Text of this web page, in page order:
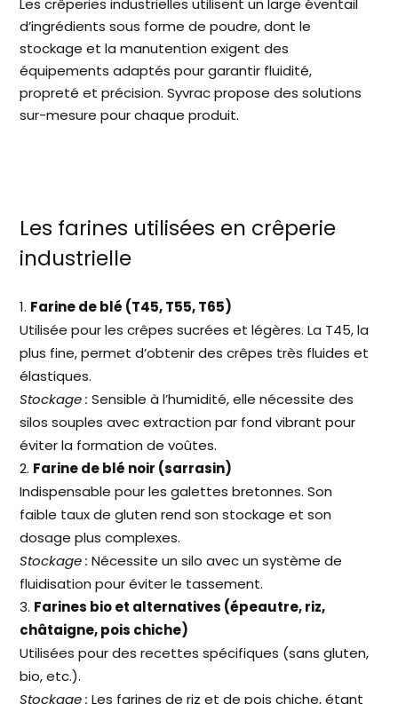
Les crêperies industrielles utilisent un large éventail
d’ingrédients sous forme de poudre, dont le
stockage et la manutention exigent des
équipements adaptés pour garantir fluidité,
propreté et précision. Syvrac propose des solutions
sur-mesure pour chaque produit.
Les farines utilisées en crêperie
industrielle
Farine de blé (T45, T55, T65)
Utilisée pour les crêpes sucrées et légères. La T45, la
plus fine, permet d’obtenir des crêpes très fluides et
élastiques.
Stockage : Sensible à l’humidité, elle nécessite des
silos souples avec extraction par fond vibrant pour
éviter la formation de voûtes.
Farine de blé noir (sarrasin)
Indispensable pour les galettes bretonnes. Son
faible taux de gluten rend son stockage et son
dosage plus complexes.
Stockage : Nécessite un silo avec un système de
fluidisation pour éviter le tassement.
Farines bio et alternatives (épeautre, riz,
châtaigne, pois chiche)
Utilisées pour des recettes spécifiques (sans gluten,
bio, etc.).
Stockage : Les farines de riz et de pois chiche, étant